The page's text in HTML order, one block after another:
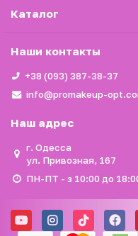
Каталог
Наши контакты
+38 (093) 387-38-37
info@promakeup-
Наш адрес
г. Одесса
ул. Привозная, 167
ПН-ПТ - з 10:00 до